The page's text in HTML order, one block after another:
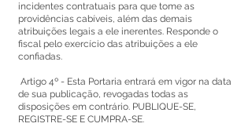
incidentes contratuais para que tome as
providências cabíveis, além das demais
atribuições legais a ele inerentes. Responde o
fiscal pelo exercício das atribuições a ele
confiadas.
Artigo 4º - Esta Portaria entrará em vigor na data
de sua publicação, revogadas todas as
disposições em contrário. PUBLIQUE-SE,
REGISTRE-SE E CUMPRA-SE.